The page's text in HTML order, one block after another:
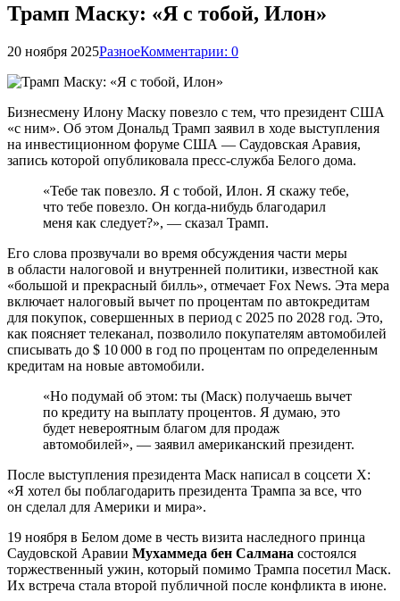
Трамп Маску: «Я с тобой, Илон»
20 ноября 2025РазноеКомментарии: 0
Бизнесмену Илону Маску повезло с тем, что президент США
«с ним». Об этом Дональд Трамп заявил в ходе выступления
на инвестиционном форуме США — Саудовская Аравия,
запись которой опубликовала пресс-служба Белого дома.
«Тебе так повезло. Я с тобой, Илон. Я скажу тебе,
что тебе повезло. Он когда-нибудь благодарил
меня как следует?», — сказал Трамп.
Его слова прозвучали во время обсуждения части меры
в области налоговой и внутренней политики, известной как
«большой и прекрасный билль», отмечает Fox News. Эта мера
включает налоговый вычет по процентам по автокредитам
для покупок, совершенных в период с 2025 по 2028 год. Это,
как поясняет телеканал, позволило покупателям автомобилей
списывать до $ 10 000 в год по процентам по определенным
кредитам на новые автомобили.
«Но подумай об этом: ты (Маск) получаешь вычет
по кредиту на выплату процентов. Я думаю, это
будет невероятным благом для продаж
автомобилей», — заявил американский президент.
После выступления президента Маск написал в соцсети X:
«Я хотел бы поблагодарить президента Трампа за все, что
он сделал для Америки и мира».
19 ноября в Белом доме в честь визита наследного принца
Саудовской Аравии Мухаммеда бен Салмана состоялся
торжественный ужин, который помимо Трампа посетил Маск.
Их встреча стала второй публичной после конфликта в июне.